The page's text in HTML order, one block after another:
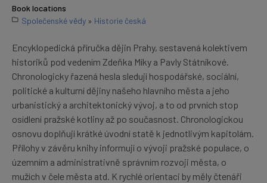
Book locations
Společenské vědy » Historie česká
Encyklopedická příručka dějin Prahy, sestavená kolektivem
historiků pod vedením Zdeňka Míky a Pavly Státníkové.
Chronologicky řazená hesla sledují hospodářské, sociální,
politické a kulturní dějiny našeho hlavního města a jeho
urbanistický a architektonický vývoj, a to od prvních stop
osídlení pražské kotliny až po současnost. Chronologickou
osnovu doplňují krátké úvodní statě k jednotlivým kapitolám.
Přílohy v závěru knihy informují o vývoji pražské populace, o
územním a administrativně správním rozvoji města, o
mužích v čele města atd. K rychlé orientaci by měly čtenáři